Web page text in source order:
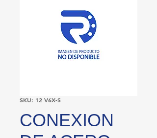
SKU: 12 V6X-S
CONEXION